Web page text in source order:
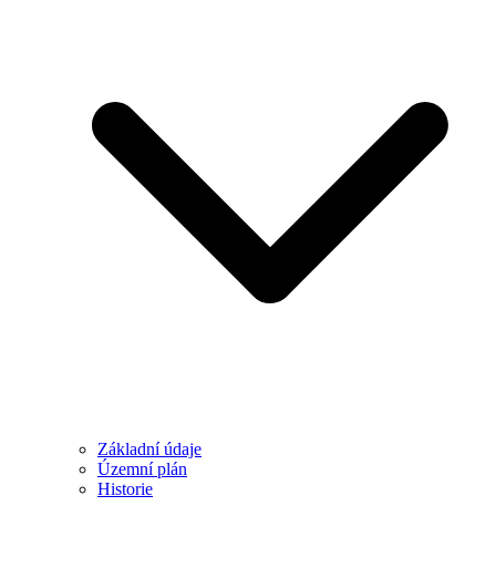
Základní údaje
Územní plán
Historie